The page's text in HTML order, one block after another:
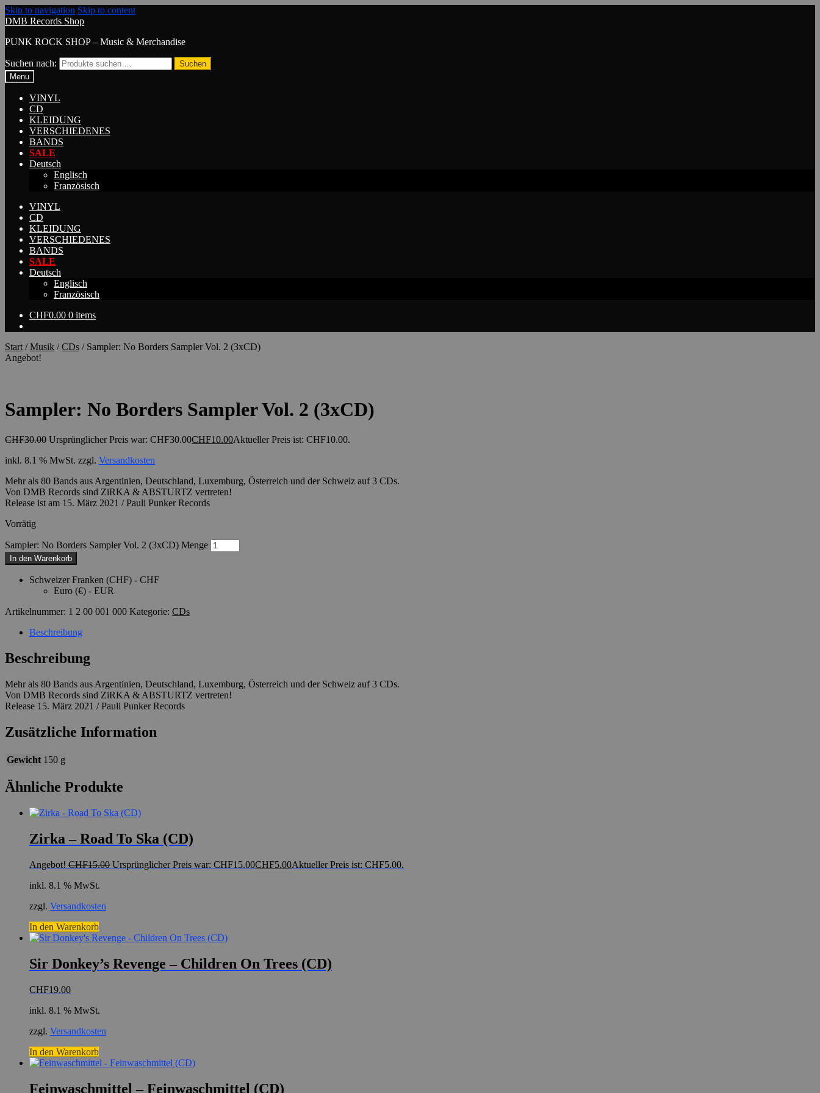
Skip to navigation Skip to content
DMB Records Shop
PUNK ROCK SHOP – Music & Merchandise
Suchen nach:
Suchen
Menu
VINYL
CD
KLEIDUNG
VERSCHIEDENES
BANDS
SALE
Deutsch
Englisch
Französisch
VINYL
CD
KLEIDUNG
VERSCHIEDENES
BANDS
SALE
Deutsch
Englisch
Französisch
CHF0.00 0 items
Start /Musik /CDs / Sampler: No Borders Sampler Vol. 2 (3xCD)
Angebot!
Sampler: No Borders Sampler Vol. 2 (3xCD)
CHF30.00 Ursprünglicher Preis war: CHF30.00CHF10.00Aktueller Preis ist: CHF10.00.
inkl. 8.1 % MwSt. zzgl. Versandkosten
Mehr als 80 Bands aus Argentinien, Deutschland, Luxemburg, Österreich und der Schweiz auf 3 CDs.
Von DMB Records sind ZiRKA & ABSTURTZ vertreten!
Release ist am 15. März 2021 / Pauli Punker Records
Vorrätig
Sampler: No Borders Sampler Vol. 2 (3xCD) Menge
In den Warenkorb
Schweizer Franken (CHF) - CHF
Euro (€) - EUR
Artikelnummer: 1 2 00 001 000 Kategorie: CDs
Beschreibung
Beschreibung
Mehr als 80 Bands aus Argentinien, Deutschland, Luxemburg, Österreich und der Schweiz auf 3 CDs.
Von DMB Records sind ZiRKA & ABSTURTZ vertreten!
Release 15. März 2021 / Pauli Punker Records
Zusätzliche Information
Gewicht 150 g
Ähnliche Produkte
Zirka – Road To Ska (CD)
Angebot! CHF15.00 Ursprünglicher Preis war: CHF15.00CHF5.00Aktueller Preis ist: CHF5.00.
inkl. 8.1 % MwSt.
zzgl. Versandkosten
In den Warenkorb
Sir Donkey’s Revenge – Children On Trees (CD)
CHF19.00
inkl. 8.1 % MwSt.
zzgl. Versandkosten
In den Warenkorb
Feinwaschmittel – Feinwaschmittel (CD)